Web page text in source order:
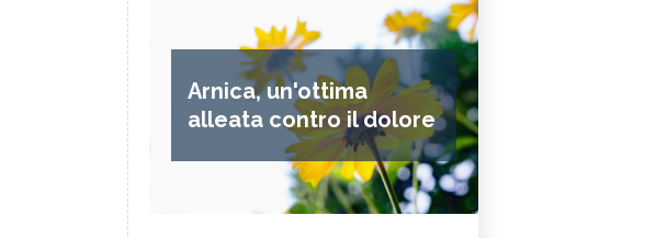
Arnica, un'ottima
alleata contro il dolore